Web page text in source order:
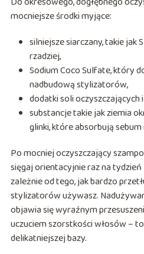
mocniejsze środki myjące:
silniejsze siarczany, takie jak
rzadziej,
Sodium Coco Sulfate, który
nadbudową stylizatorów,
dodatki soli oczyszczających
substancje takie jak ziemia
glinki, które absorbują sebum
Po mocniej oczyszczający
sięgaj orientacyjnie raz na
zależnie od tego, jak bardzo
stylizatorów używasz.
objawia się wyraźnym
uczuciem szorstkości włosów –
delikatniejszej bazy.